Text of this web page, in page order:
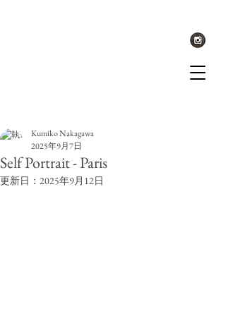
Self Portrait - Paris
Kumiko Nakagawa
2025年9月7日
更新日： 2025年9月12日